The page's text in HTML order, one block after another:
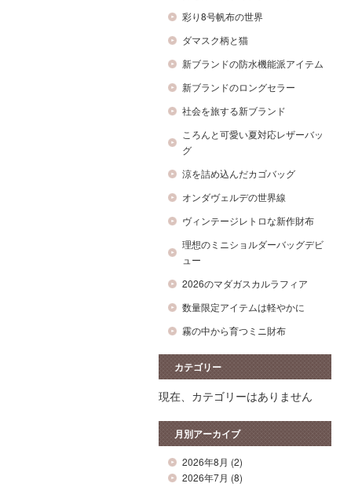
彩り8号帆布の世界
ダマスク柄と猫
新ブランドの防水機能派アイテム
新ブランドのロングセラー
社会を旅する新ブランド
ころんと可愛い夏対応レザーバッ
グ
涼を詰め込んだカゴバッグ
オンダヴェルデの世界線
ヴィンテージレトロな新作財布
理想のミニショルダーバッグデビ
ュー
2026のマダガスカルラフィア
数量限定アイテムは軽やかに
霧の中から育つミニ財布
カテゴリー
現在、カテゴリーはありません
月別アーカイブ
2026年8月 (2)
2026年7月 (8)